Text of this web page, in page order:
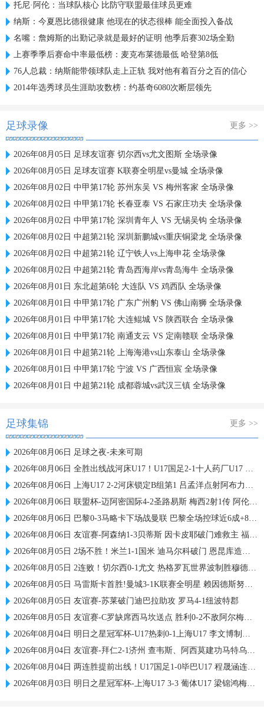
托尼·阿伦：当球队核心 比防守联盟最佳球员更难
纳斯：今夏恩比德很健康 他现在的状态很棒 能全面投入备战
名嘴：詹姆斯的出勤记录就是最好的证明 他季后赛302场全勤
上赛季季后赛命中率最低榜：麦克布莱德最低 哈登第8低
76人总裁：纳斯能带领球队走上正轨 我对他有着百分之百的信心
2014年选秀球员生涯助攻数榜：约基奇6080次断层领先
足球录像 更多 >>
2026年08月05日 足球友谊赛 切尔西vs尤文图斯 全场录像
2026年08月05日 足球友谊赛 K联赛全明星vs曼城 全场录像
2026年08月02日 中甲第17轮 苏州东吴 VS 梅州客家 全场录像
2026年08月02日 中甲第17轮 长春亚泰 VS 石家庄功夫 全场录像
2026年08月02日 中甲第17轮 深圳青年人 VS 无锡吴钩 全场录像
2026年08月02日 中超第21轮 深圳新鹏城vs重庆铜梁龙 全场录像
2026年08月02日 中超第21轮 辽宁铁人vs上海申花 全场录像
2026年08月02日 中超第21轮 青岛西海岸vs青岛海牛 全场录像
2026年08月01日 东北超第6轮 大连队 VS 鸡西队 全场录像
2026年08月01日 中甲第17轮 广东广州豹 VS 佛山南狮 全场录像
2026年08月01日 中甲第17轮 大连鲲城 VS 陕西联合 全场录像
2026年08月01日 中甲第17轮 南通支云 VS 定南赣联 全场录像
2026年08月01日 中超第21轮 上海海港vs山东泰山 全场录像
2026年08月01日 中甲第17轮 宁波 VS 广西恒宸 全场录像
2026年08月01日 中超第21轮 成都蓉城vs武汉三镇 全场录像
足球集锦 更多 >>
2026年08月06日 足球之夜-未来可期
2026年08月06日 全胜出线战河床U17！U17国足2-1十人药厂U17 赵松源登场1分钟传射
2026年08月06日 上海U17 2-2河床锁定B组第1 吕孟洋点射阿布力米破门 将战A组第2
2026年08月06日 联盟杯-迈阿密国际4-2圣路易斯 梅西2射1传 阿伦助攻戴帽
2026年08月06日 巴黎0-3马略卡下场战曼联 巴黎全场控球近6成+8射3正未果
2026年08月06日 友谊赛-阿森纳1-3贝蒂斯 因卡皮耶破门难救主 福纳尔斯1射2传
2026年08月05日 2场不胜！米兰1-1国米 迪马尔科破门 恩昆库造点+点射拉莫斯登场
2026年08月05日 2连败！切尔西0-1尤文 热格罗瓦世界波制胜穆德里克时隔614天复出
2026年08月05日 马雷斯卡首胜!曼城3-1K联赛全明星 赖因德斯努里破门塞梅尼奥助攻
2026年08月05日 友谊赛-苏莱破门迪巴拉助攻 罗马4-1纽波特郡
2026年08月05日 友谊赛-C罗缺席西马坎送点 胜利0-2不敌阿尔梅里亚
2026年08月04日 明日之星冠军杯-U17热刺0-1上海U17 李文博制胜球
2026年08月04日 友谊赛-拜仁2-1济州 查韦斯、阿西莫建功马特乌斯彩虹过人送助攻
2026年08月04日 两连胜提前出线！U17国足1-0毕巴U17 程晟涵连场破门赵松源中楣
2026年08月03日 明日之星冠军杯-上海U17 3-3 葡体U17 梁锦鸿梅开二度